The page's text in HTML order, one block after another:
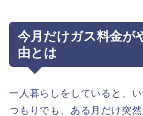
今月だけガス料金が
由とは
一人暮らしをしていると、
つもりでも、ある月だけ突